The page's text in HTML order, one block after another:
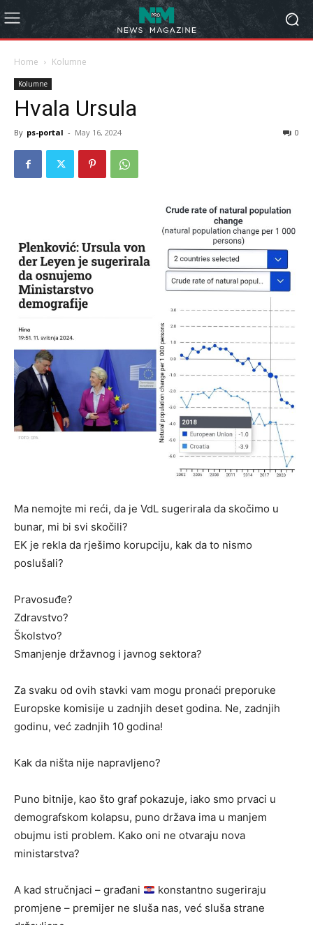
Home Kolumne
Kolumne
Hvala Ursula
By ps-portal - May 16, 2024 0
Ma nemojte mi reći, da je VdL sugerirala da skočimo u
bunar, mi bi svi skočili?
EK je rekla da rješimo korupciju, kak da to nismo
poslušali?
Pravosuđe?
Zdravstvo?
Školstvo?
Smanjenje državnog i javnog sektora?
Za svaku od ovih stavki vam mogu pronaći preporuke
Europske komisije u zadnjih deset godina. Ne, zadnjih
godinu, već zadnjih 10 godina!
Kak da ništa nije napravljeno?
Puno bitnije, kao što graf pokazuje, iako smo prvaci u
demografskom kolapsu, puno država ima u manjem
obujmu isti problem. Kako oni ne otvaraju nova
ministarstva?
A kad stručnjaci – građani
konstantno sugeriraju
promjene – premijer ne sluša nas, već sluša strane